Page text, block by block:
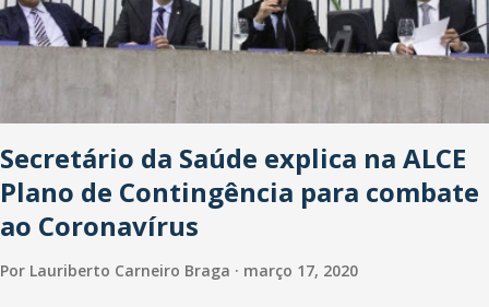
Secretário da Saúde explica na ALCE
Plano de Contingência para combate
ao Coronavírus
Por Lauriberto Carneiro Braga março 17, 2020